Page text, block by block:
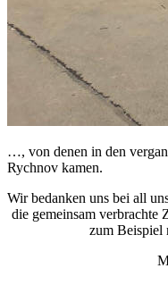
…, von denen in den
Rychnov kamen.
Wir bedanken uns bei all
die gemeinsam verbrachte
zum Beispiel